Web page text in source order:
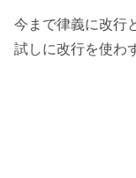
今まで律義に改行
試しに改行を使わ